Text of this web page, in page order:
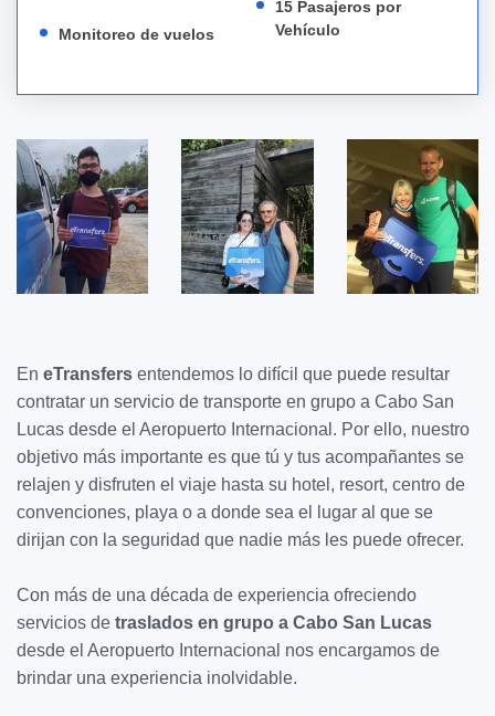
En eTransfers entendemos lo difícil que puede resultar
contratar un servicio de transporte en grupo a Cabo San
Lucas desde el Aeropuerto Internacional. Por ello, nuestro
objetivo más importante es que tú y tus acompañantes se
relajen y disfruten el viaje hasta su hotel, resort, centro de
convenciones, playa o a donde sea el lugar al que se
dirijan con la seguridad que nadie más les puede ofrecer.
Con más de una década de experiencia ofreciendo
servicios de traslados en grupo a Cabo San Lucas
desde el Aeropuerto Internacional nos encargamos de
brindar una experiencia inolvidable.
Monitoreo de vuelos
15 Pasajeros por
Vehículo